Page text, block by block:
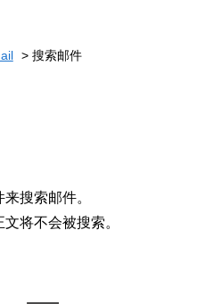
搜索邮件
搜索邮件。
将不会被搜索。